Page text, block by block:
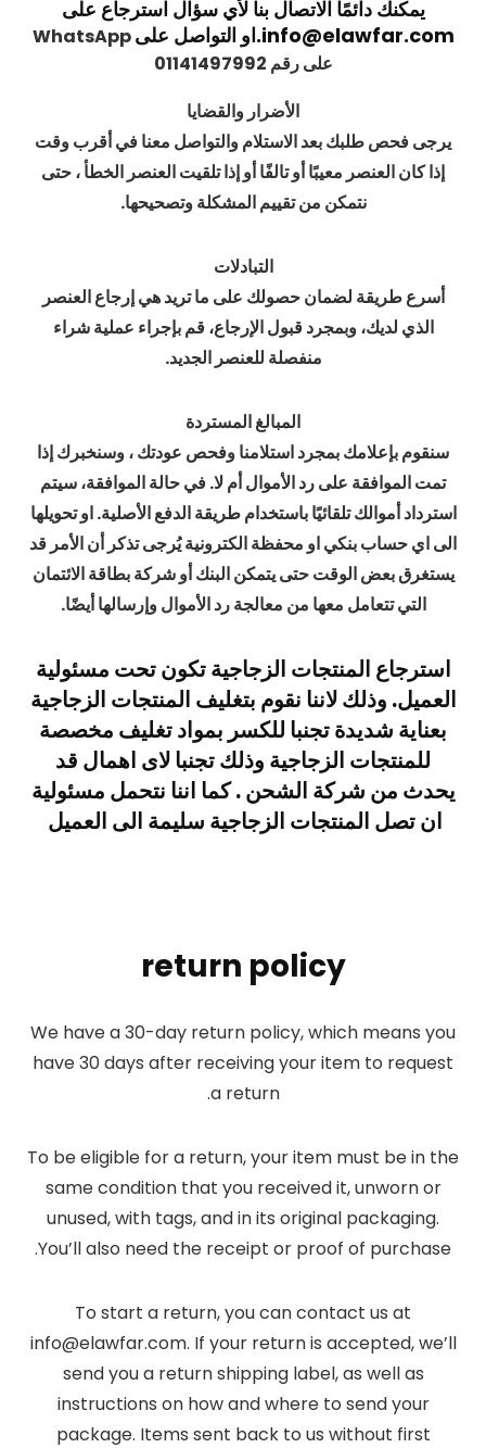
يمكنك دائمًا الاتصال بنا لأي سؤال استرجاع على
info@elawfar.com. او التواصل علىWhatsApp
على رقم 01141497992
الأضرار والقضايا
يرجى فحص طلبك بعد الاستلام والتواصل معنا في أقرب وقت
إذا كان العنصر معيبًا أو تالفًا أو إذا تلقيت العنصر الخطأ ، حتى
نتمكن من تقييم المشكلة وتصحيحها.
التبادلات
أسرع طريقة لضمان حصولك على ما تريد هي إرجاع العنصر
الذي لديك، وبمجرد قبول الإرجاع، قم بإجراء عملية شراء
منفصلة للعنصر الجديد.
المبالغ المستردة
سنقوم بإعلامك بمجرد استلامنا وفحص عودتك ، وسنخبرك إذا
تمت الموافقة على رد الأموال أم لا. في حالة الموافقة، سيتم
استرداد أموالك تلقائيًا باستخدام طريقة الدفع الأصلية. او تحويلها
الى اي حساب بنكي او محفظة الكترونية يُرجى تذكر أن الأمر قد
يستغرق بعض الوقت حتى يتمكن البنك أو شركة بطاقة الائتمان
التي تتعامل معها من معالجة رد الأموال وإرسالها أيضًا.
استرجاع المنتجات الزجاجية تكون تحت مسئولية
العميل. وذلك لاننا نقوم بتغليف المنتجات الزجاجية
بعناية شديدة تجنبا للكسر بمواد تغليف مخصصة
للمنتجات الزجاجية وذلك تجنبا لاى اهمال قد
يحدث من شركة الشحن . كما اننا نتحمل مسئولية
ان تصل المنتجات الزجاجية سليمة الى العميل
return policy
We have a 30-day return policy, which means you
have 30 days after receiving your item to request
a return.
To be eligible for a return, your item must be in the
same condition that you received it, unworn or
unused, with tags, and in its original packaging.
You’ll also need the receipt or proof of purchase.
To start a return, you can contact us at
info@elawfar.com. If your return is accepted, we’ll
send you a return shipping label, as well as
instructions on how and where to send your
package. Items sent back to us without first